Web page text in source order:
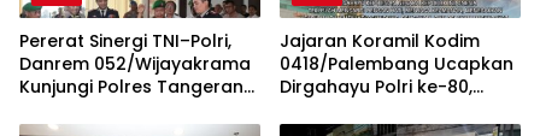
Pererat Sinergi TNI–Polri,
Danrem 052/Wijayakrama
Kunjungi Polres Tangerang
Jajaran Koramil Kodim
0418/Palembang Ucapkan
Dirgahayu Polri ke-80,